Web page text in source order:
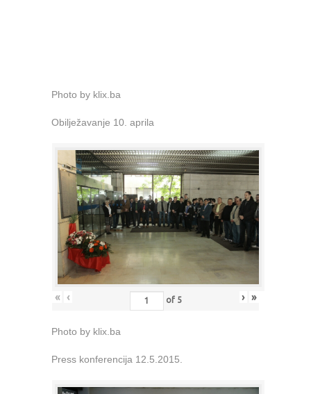
Photo by klix.ba
Obilježavanje 10. aprila
« ‹ of 5 › »
Photo by klix.ba
Press konferencija 12.5.2015.